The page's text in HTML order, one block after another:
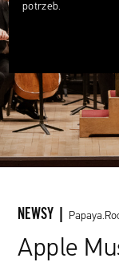
NEWSY |
Apple
potrzeb.